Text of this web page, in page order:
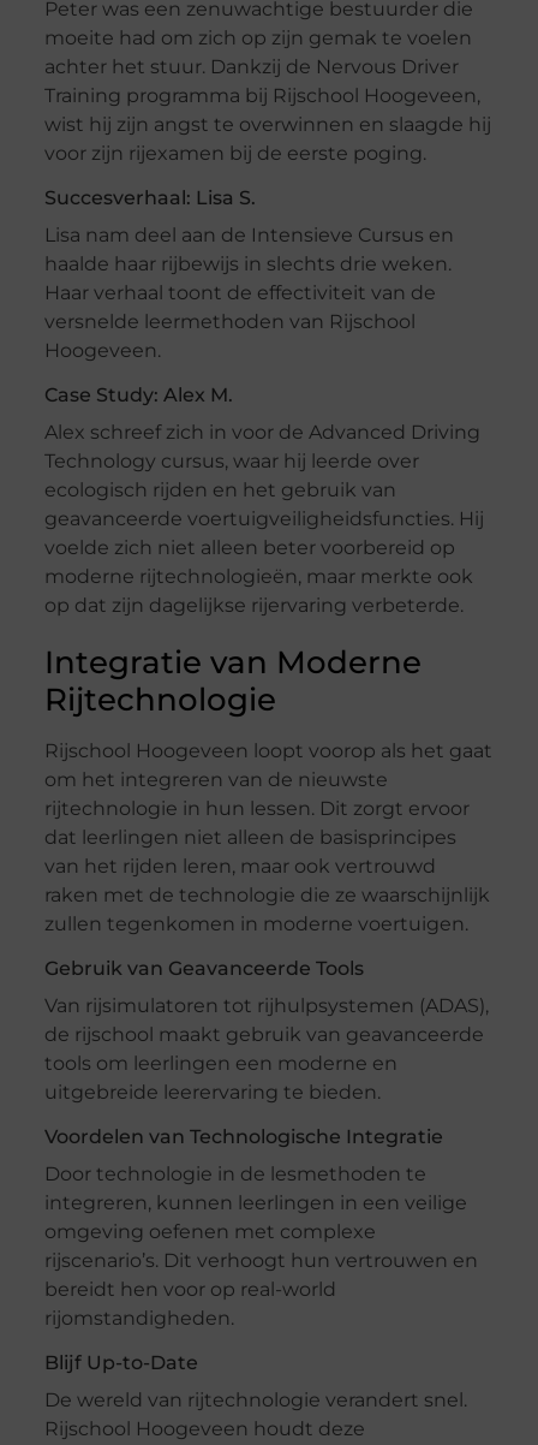
Peter was een zenuwachtige bestuurder die
moeite had om zich op zijn gemak te voelen
achter het stuur. Dankzij de Nervous Driver
Training programma bij Rijschool Hoogeveen,
wist hij zijn angst te overwinnen en slaagde hij
voor zijn rijexamen bij de eerste poging.
Succesverhaal: Lisa S.
Lisa nam deel aan de Intensieve Cursus en
haalde haar rijbewijs in slechts drie weken.
Haar verhaal toont de effectiviteit van de
versnelde leermethoden van Rijschool
Hoogeveen.
Case Study: Alex M.
Alex schreef zich in voor de Advanced Driving
Technology cursus, waar hij leerde over
ecologisch rijden en het gebruik van
geavanceerde voertuigveiligheidsfuncties. Hij
voelde zich niet alleen beter voorbereid op
moderne rijtechnologieën, maar merkte ook
op dat zijn dagelijkse rijervaring verbeterde.
Integratie van Moderne
Rijtechnologie
Rijschool Hoogeveen loopt voorop als het gaat
om het integreren van de nieuwste
rijtechnologie in hun lessen. Dit zorgt ervoor
dat leerlingen niet alleen de basisprincipes
van het rijden leren, maar ook vertrouwd
raken met de technologie die ze waarschijnlijk
zullen tegenkomen in moderne voertuigen.
Gebruik van Geavanceerde Tools
Van rijsimulatoren tot rijhulpsystemen (ADAS),
de rijschool maakt gebruik van geavanceerde
tools om leerlingen een moderne en
uitgebreide leerervaring te bieden.
Voordelen van Technologische Integratie
Door technologie in de lesmethoden te
integreren, kunnen leerlingen in een veilige
omgeving oefenen met complexe
rijscenario’s. Dit verhoogt hun vertrouwen en
bereidt hen voor op real-world
rijomstandigheden.
Blijf Up-to-Date
De wereld van rijtechnologie verandert snel.
Rijschool Hoogeveen houdt deze